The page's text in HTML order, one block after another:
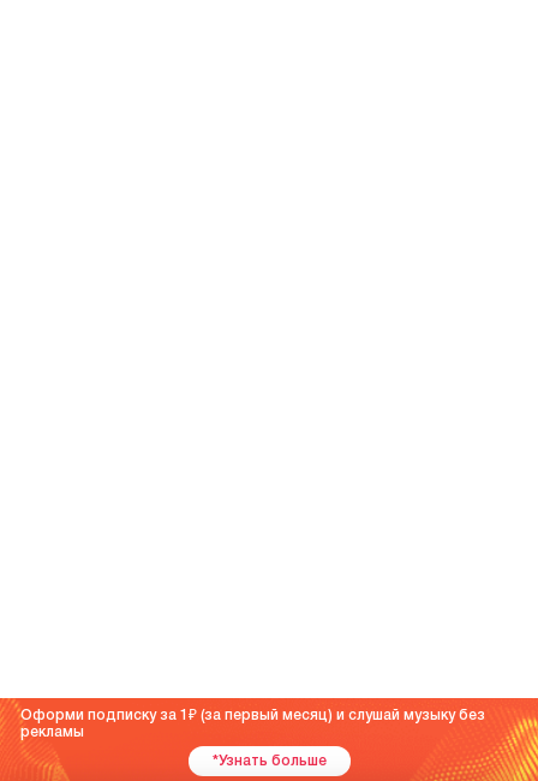
Оформи подписку за 1
(за первый месяц) и слушай музыку без
рекламы
*Узнать больше